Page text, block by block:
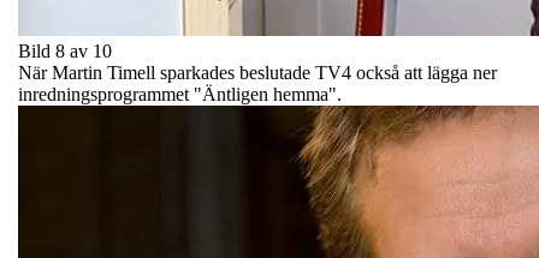
Bild 8 av 10
När Martin Timell sparkades beslutade TV4 också att lägga ner
inredningsprogrammet "Äntligen hemma".